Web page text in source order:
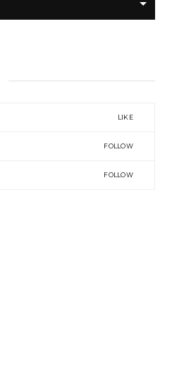
LIKE
FOLLOW
FOLLOW